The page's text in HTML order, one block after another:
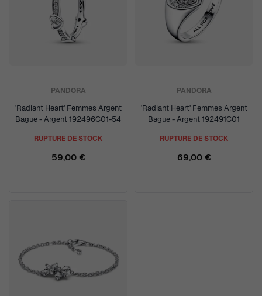
PANDORA
'Radiant Heart' Femmes Argent
Bague - Argent 192496C01-54
RUPTURE DE STOCK
59,00 €
PANDORA
'Radiant Heart' Femmes Argent
Bague - Argent 192491C01
RUPTURE DE STOCK
69,00 €